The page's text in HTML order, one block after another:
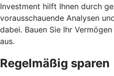
Investment hilft Ihnen durch
vorausschauende Analysen
dabei. Bauen Sie Ihr
aus.
Regelmäßig sparen